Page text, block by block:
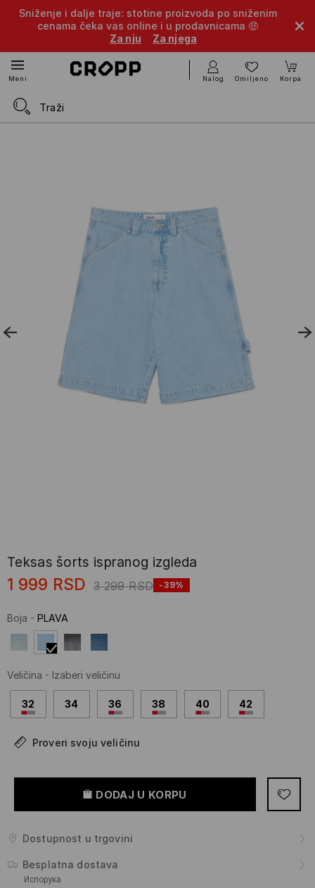
Sniženje i dalje traje: stotine proizvoda po sniženim
cenama čeka vas online i u prodavnicama 🤑
Za nju
Za njega
Meni Nalog Omiljeno Korpa
Teksas šorts ispranog izgleda
1 999 RSD 3 299 RSD -39%
Boja - PLAVA
Veličina - Izaberi veličinu
32 34 36 38 40 42
Proveri svoju veličinu
DODAJ U KORPU
Dostupnost u trgovini
Besplatna dostava
Испорука